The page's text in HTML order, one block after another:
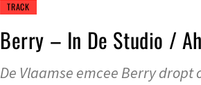
TRACK
Berry – In De Studio /
De Vlaamse emcee Berry dropt